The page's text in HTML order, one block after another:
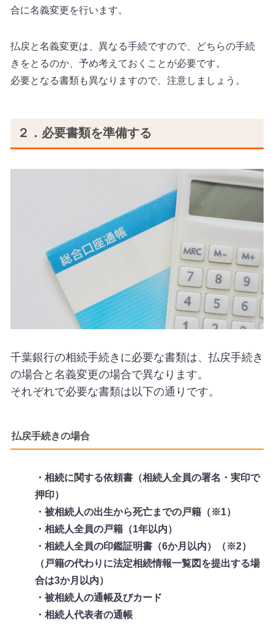
合に名義変更を行います。
払戻と名義変更は、異なる手続ですので、どちらの手続
きをとるのか、予め考えておくことが必要です。
必要となる書類も異なりますので、注意しましょう。
２．必要書類を準備する
千葉銀行の相続手続きに必要な書類は、払戻手続き
の場合と名義変更の場合で異なります。
それぞれで必要な書類は以下の通りです。
払戻手続きの場合
・相続に関する依頼書（相続人全員の署名・実印で
押印）
・被相続人の出生から死亡までの戸籍（※1）
・相続人全員の戸籍（1年以内）
・相続人全員の印鑑証明書（6か月以内）（※2）
（戸籍の代わりに法定相続情報一覧図を提出する場
合は3か月以内）
・被相続人の通帳及びカード
・相続人代表者の通帳